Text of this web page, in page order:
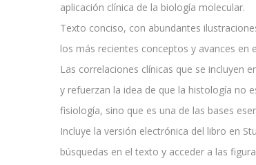
aplicación clínica de la biología molecular.
Texto conciso, con abundantes
los más recientes conceptos y avances en
Las correlaciones clínicas que se incluyen
y refuerzan la idea de que la histología no
fisiología, sino que es una de las bases
Incluye la versión electrónica del libro en
búsquedas en el texto y acceder a las